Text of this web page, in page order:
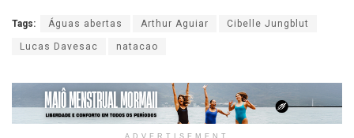
Tags: Águas abertas Arthur Aguiar Cibelle Jungblut
Lucas Davesac natacao
ADVERTISEMENT